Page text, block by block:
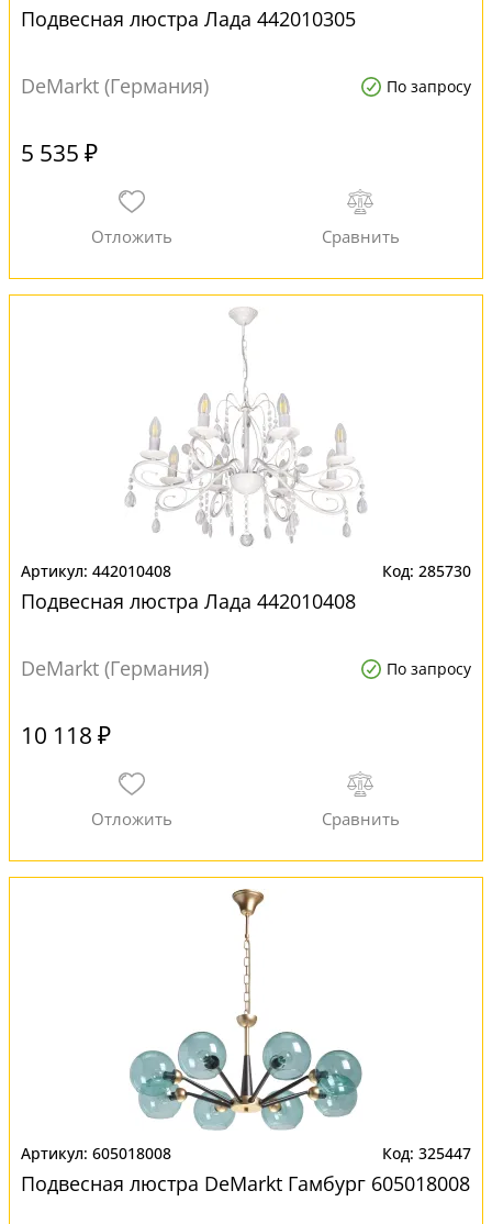
Подвесная люстра Лада 442010305
DeMarkt (Германия) По запросу
5 535 ₽
442010408 285730
Подвесная люстра Лада 442010408
DeMarkt (Германия) По запросу
10 118 ₽
605018008 325447
Подвесная люстра DeMarkt Гамбург 605018008